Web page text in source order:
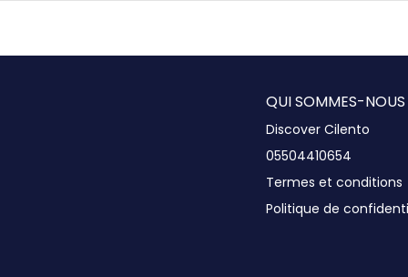
QUI SOMMES-NOUS
Discover Cilento
05504410654
Termes et conditions
Politique de